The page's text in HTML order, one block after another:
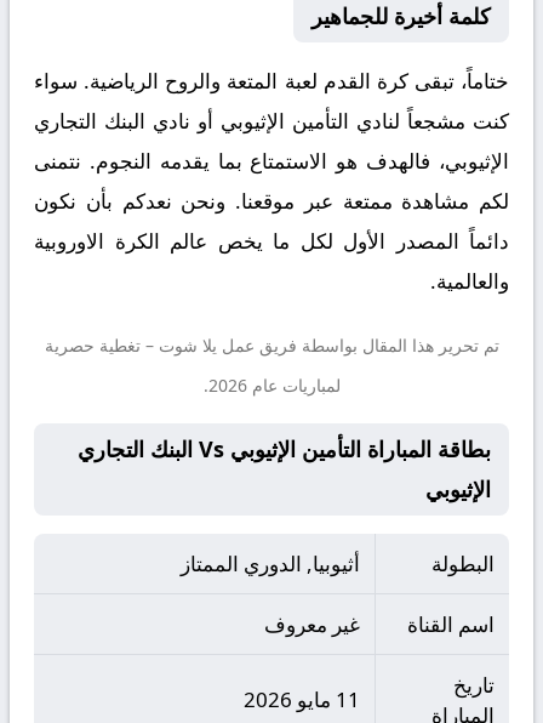
كلمة أخيرة للجماهير
ختاماً، تبقى كرة القدم لعبة المتعة والروح الرياضية. سواء
كنت مشجعاً لنادي التأمين الإثيوبي أو نادي البنك التجاري
الإثيوبي، فالهدف هو الاستمتاع بما يقدمه النجوم. نتمنى
لكم مشاهدة ممتعة عبر موقعنا. ونحن نعدكم بأن نكون
دائماً المصدر الأول لكل ما يخص عالم الكرة الاوروبية
والعالمية.
تم تحرير هذا المقال بواسطة فريق عمل يلا شوت – تغطية حصرية
لمباريات عام 2026.
بطاقة المباراة التأمين الإثيوبي Vs البنك التجاري
الإثيوبي
البطولة أثيوبيا, الدوري الممتاز
اسم القناة غير معروف
تاريخ
المباراة
11 مايو 2026